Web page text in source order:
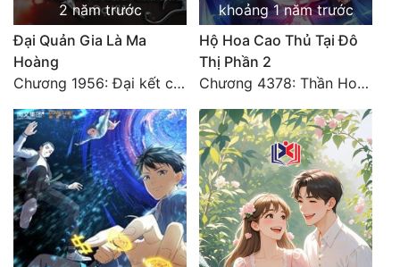
2 năm trước
Đại Quản Gia Là Ma
Hoàng
Chương 1956: Đại kết cục
khoảng 1 năm trước
Hộ Hoa Cao Thủ Tại Đô
Thị Phần 2
Chương 4378: Thần Hoàng Hạ Thiên (Đại kết cục) (03)